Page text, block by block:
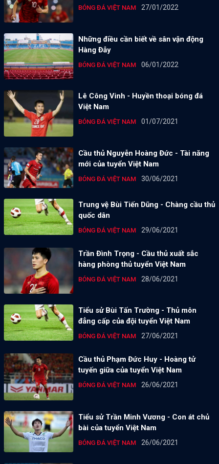
BÓNG ĐÁ VIỆT NAM 27/01/2022
Những điều cần biết về sân vận động
Hàng Đẫy
BÓNG ĐÁ VIỆT NAM 06/01/2022
Lê Công Vinh - Huyền thoại bóng đá
Việt Nam
BÓNG ĐÁ VIỆT NAM 01/07/2021
Cầu thủ Nguyễn Hoàng Đức - Tài năng
mới của tuyển Việt Nam
BÓNG ĐÁ VIỆT NAM 30/06/2021
Trung vệ Bùi Tiến Dũng - Chàng cầu thủ
quốc dân
BÓNG ĐÁ VIỆT NAM 29/06/2021
Trần Đình Trọng - Cầu thủ xuất sắc
hàng phòng thủ tuyển Việt Nam
BÓNG ĐÁ VIỆT NAM 28/06/2021
Tiểu sử Bùi Tấn Trường - Thủ môn
đẳng cấp của đội tuyển Việt Nam
BÓNG ĐÁ VIỆT NAM 27/06/2021
Cầu thủ Phạm Đức Huy - Hoàng tử
tuyến giữa của tuyển Việt Nam
BÓNG ĐÁ VIỆT NAM 26/06/2021
Tiểu sử Trần Minh Vương - Con át chủ
bài của tuyển Việt Nam
BÓNG ĐÁ VIỆT NAM 26/06/2021